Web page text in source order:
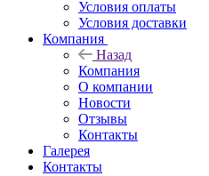
Условия оплаты
Условия доставки
Компания
Назад
Компания
О компании
Новости
Отзывы
Контакты
Галерея
Контакты